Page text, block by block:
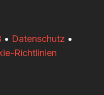
• Datenschutz •
Richtlinien